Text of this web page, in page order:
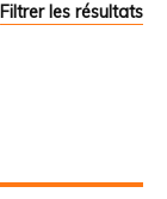
Filtrer les résultats